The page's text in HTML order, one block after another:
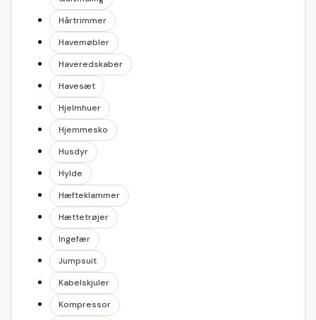
Hårtrimmer
Havemøbler
Haveredskaber
Havesæt
Hjelmhuer
Hjemmesko
Husdyr
Hylde
Hæfteklammer
Hættetrøjer
Ingefær
Jumpsuit
Kabelskjuler
Kompressor